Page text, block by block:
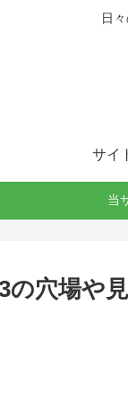
日
サイ
当
の穴場や